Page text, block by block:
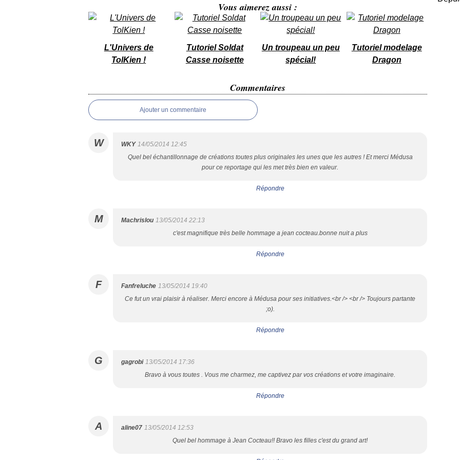
Vous aimerez aussi :
L'Univers de
TolKien !
Tutoriel Soldat
Casse noisette
Un troupeau un peu
spécial!
Tutoriel modelage
Dragon
Commentaires
Ajouter un commentaire
W WKY 14/05/2014 12:45
Quel bel échantillonnage de créations toutes plus originales les unes que les autres ! Et merci Médusa
pour ce reportage qui les met très bien en valeur.
Répondre
M Machrislou 13/05/2014 22:13
c'est magnifique très belle hommage a jean cocteau.bonne nuit a plus
Répondre
F Fanfreluche 13/05/2014 19:40
Ce fut un vrai plaisir à réaliser. Merci encore à Médusa pour ses initiatives.<br /> <br /> Toujours partante
;o).
Répondre
G gagrobi 13/05/2014 17:36
Bravo à vous toutes . Vous me charmez, me captivez par vos créations et votre imaginaire.
Répondre
A aline07 13/05/2014 12:53
Quel bel hommage à Jean Cocteau!! Bravo les filles c'est du grand art!